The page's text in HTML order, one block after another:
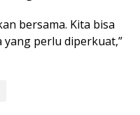
bersama. Kita bisa
perlu diperkuat,”